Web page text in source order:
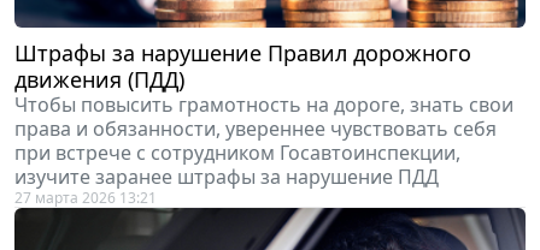
Штрафы за нарушение Правил дорожного
движения (ПДД)
Чтобы повысить грамотность на дороге, знать свои
права и обязанности, увереннее чувствовать себя
при встрече с сотрудником Госавтоинспекции,
изучите заранее штрафы за нарушение ПДД
27 марта 2026 13:21